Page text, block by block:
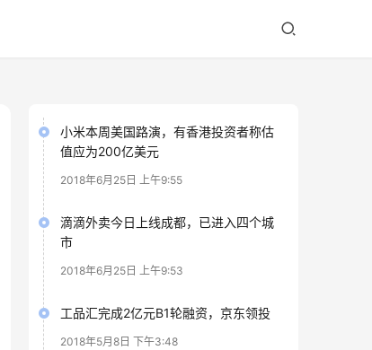
小米本周美国路演，有香港投资者称估
值应为200亿美元
2018年6月25日 上午9:55
滴滴外卖今日上线成都，已进入四个城
市
2018年6月25日 上午9:53
工品汇完成2亿元B1轮融资，京东领投
2018年5月8日 下午3:48